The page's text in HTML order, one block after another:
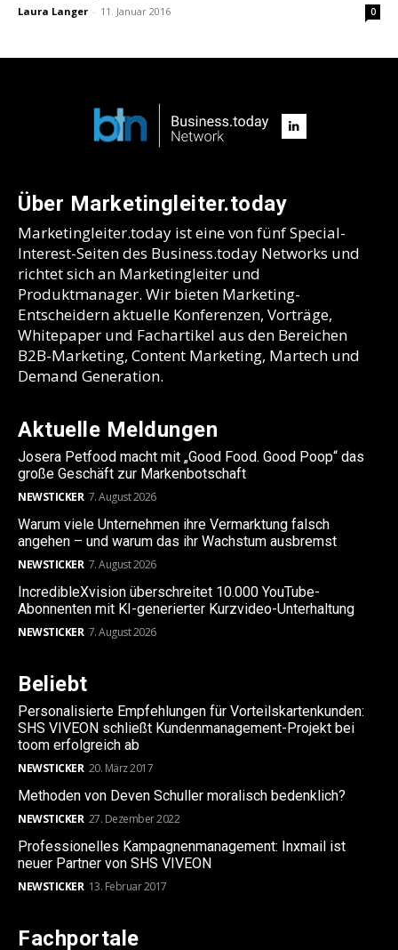
Laura Langer - 11. Januar 2016 0
Über Marketingleiter.today
Marketingleiter.today ist eine von fünf Special-
Interest-Seiten des Business.today Networks und
richtet sich an Marketingleiter und
Produktmanager. Wir bieten Marketing-
Entscheidern aktuelle Konferenzen, Vorträge,
Whitepaper und Fachartikel aus den Bereichen
B2B-Marketing, Content Marketing, Martech und
Demand Generation.
Aktuelle Meldungen
Josera Petfood macht mit „Good Food. Good Poop“ das
große Geschäft zur Markenbotschaft
NEWSTICKER 7. August 2026
Warum viele Unternehmen ihre Vermarktung falsch
angehen – und warum das ihr Wachstum ausbremst
NEWSTICKER 7. August 2026
IncredibleXvision überschreitet 10.000 YouTube-
Abonnenten mit KI-generierter Kurzvideo-Unterhaltung
NEWSTICKER 7. August 2026
Beliebt
Personalisierte Empfehlungen für Vorteilskartenkunden:
SHS VIVEON schließt Kundenmanagement-Projekt bei
toom erfolgreich ab
NEWSTICKER 20. März 2017
Methoden von Deven Schuller moralisch bedenklich?
NEWSTICKER 27. Dezember 2022
Professionelles Kampagnenmanagement: Inxmail ist
neuer Partner von SHS VIVEON
NEWSTICKER 13. Februar 2017
Fachportale